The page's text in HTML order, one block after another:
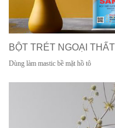
BỘT TRÉT NGOẠI THẤT
Dùng làm mastic bề mặt hồ tô